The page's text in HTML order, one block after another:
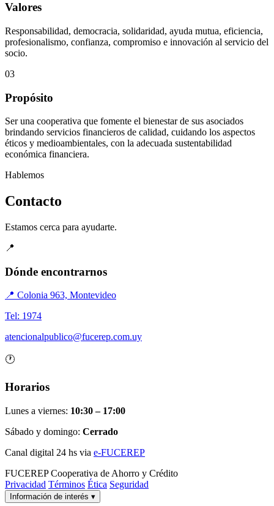
Valores
Responsabilidad, democracia, solidaridad, ayuda mutua, eficiencia,
profesionalismo, confianza, compromiso e innovación al servicio del
socio.
03
Propósito
Ser una cooperativa que fomente el bienestar de sus asociados
brindando servicios financieros de calidad, cuidando los aspectos
éticos y medioambientales, con la adecuada sustentabilidad
económica financiera.
Hablemos
Contacto
Estamos cerca para ayudarte.
📍
Dónde encontrarnos
📍 Colonia 963, Montevideo
Tel: 1974
atencionalpublico@fucerep.com.uy
🕐
Horarios
Lunes a viernes: 10:30 – 17:00
Sábado y domingo: Cerrado
Canal digital 24 hs via e-FUCEREP
FUCEREP Cooperativa de Ahorro y Crédito
Privacidad Términos Ética Seguridad
Información de interés ▾